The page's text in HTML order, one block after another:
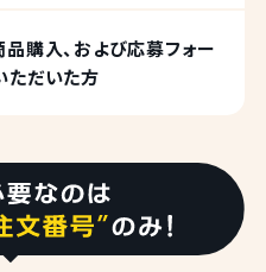
購入、および応募フォー
ただいた方